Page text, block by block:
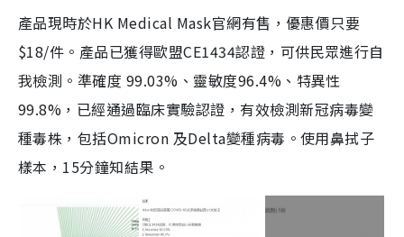
產品現時於HK Medical Mask官網有售，優惠價只要
$18/件。產品已獲得歐盟CE1434認證，可供民眾進行自
我檢測。準確度 99.03%、靈敏度96.4%、特異性
99.8%，已經通過臨床實驗認證，有效檢測新冠病毒變
種毒株，包括Omicron 及Delta變種病毒。使用鼻拭子
樣本，15分鐘知結果。